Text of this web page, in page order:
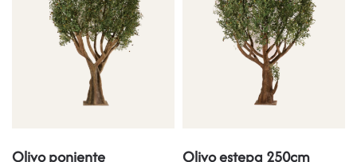
Olivo poniente
Olivo estepa 250cm